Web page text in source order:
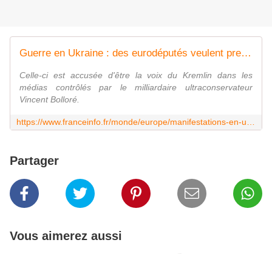
Guerre en Ukraine : des eurodéputés veulent prendre des sanctions à l'encontre de la chroniqueuse russe Xenia Fedorova
Celle-ci est accusée d'être la voix du Kremlin dans les
médias contrôlés par le milliardaire ultraconservateur
Vincent Bolloré.
Partager
Vous aimerez aussi